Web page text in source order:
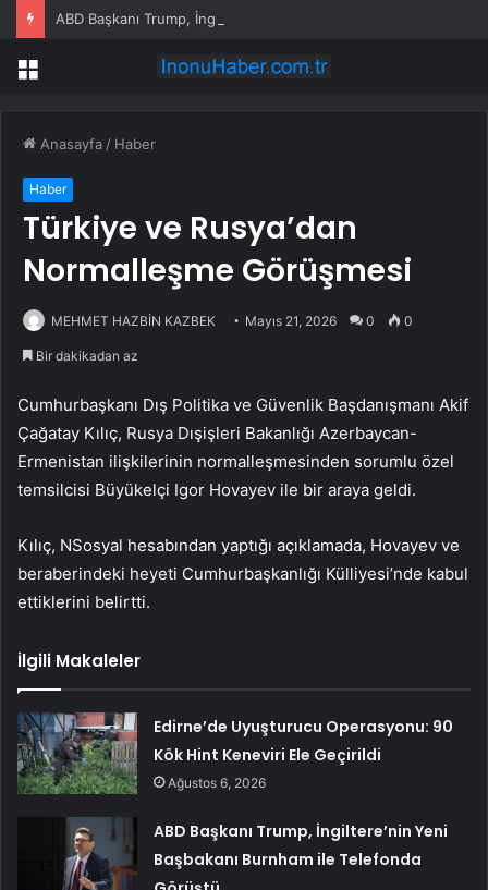
Menü
Anasayfa / Haber
Haber
Türkiye ve Rusya’dan
Normalleşme Görüşmesi
MEHMET HAZBİN KAZBEK Mayıs 21, 2026 0 0
Bir dakikadan az
Cumhurbaşkanı Dış Politika ve Güvenlik Başdanışmanı Akif
Çağatay Kılıç, Rusya Dışişleri Bakanlığı Azerbaycan-
Ermenistan ilişkilerinin normalleşmesinden sorumlu özel
temsilcisi Büyükelçi Igor Hovayev ile bir araya geldi.
Kılıç, NSosyal hesabından yaptığı açıklamada, Hovayev ve
beraberindeki heyeti Cumhurbaşkanlığı Külliyesi’nde kabul
ettiklerini belirtti.
İlgili Makaleler
Edirne’de Uyuşturucu Operasyonu: 90
Kök Hint Keneviri Ele Geçirildi
Ağustos 6, 2026
ABD Başkanı Trump, İngiltere’nin Yeni
Başbakanı Burnham ile Telefonda